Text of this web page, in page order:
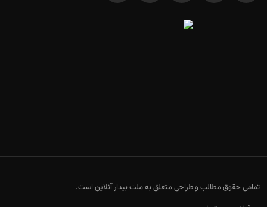
تمامی حقوق مطالب و طراحی متعلق به ملت بیدار آنلاین است.